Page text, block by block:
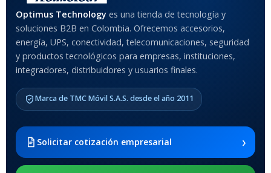
Anti-Shock
MODELO DE TABLETS
COMPATIBLES
2021 SM-x200 / Samsung
Galaxy Tab A8 10.5 2021 SM-
x205
Optimus Technology es una tienda de tecnología y
soluciones B2B en Colombia. Ofrecemos accesorios,
energía, UPS, conectividad, telecomunicaciones, seguridad
y productos tecnológicos para empresas, instituciones,
integradores, distribuidores y usuarios finales.
Marca de TMC Móvil S.A.S. desde el año 2011
Solicitar cotización empresarial ›